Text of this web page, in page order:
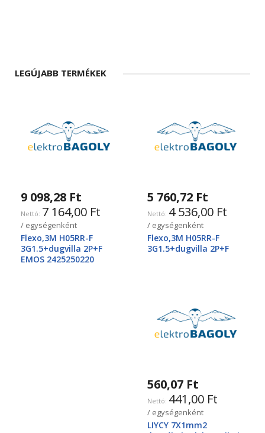
LEGÚJABB TERMÉKEK
9 098,28 Ft
7 164,00 Ft
/ egységenként
Flexo,3M H05RR-F
3G1.5+dugvilla 2P+F
EMOS 2425250220
5 760,72 Ft
4 536,00 Ft
/ egységenként
Flexo,3M H05RR-F
3G1.5+dugvilla 2P+F
560,07 Ft
441,00 Ft
/ egységenként
LIYCY 7X1mm2